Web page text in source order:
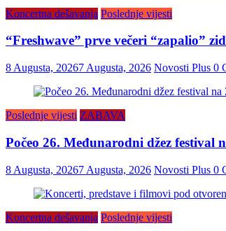
Koncertna dešavanja Poslednje vijesti
“Freshwave” prve večeri “zapalio”
8 Augusta, 20267 Augusta, 2026 Novosti Plus 0
Poslednje vijesti ZABAVA
Počeo 26. Međunarodni džez festival
8 Augusta, 20267 Augusta, 2026 Novosti Plus 0
Koncertna dešavanja Poslednje vijesti